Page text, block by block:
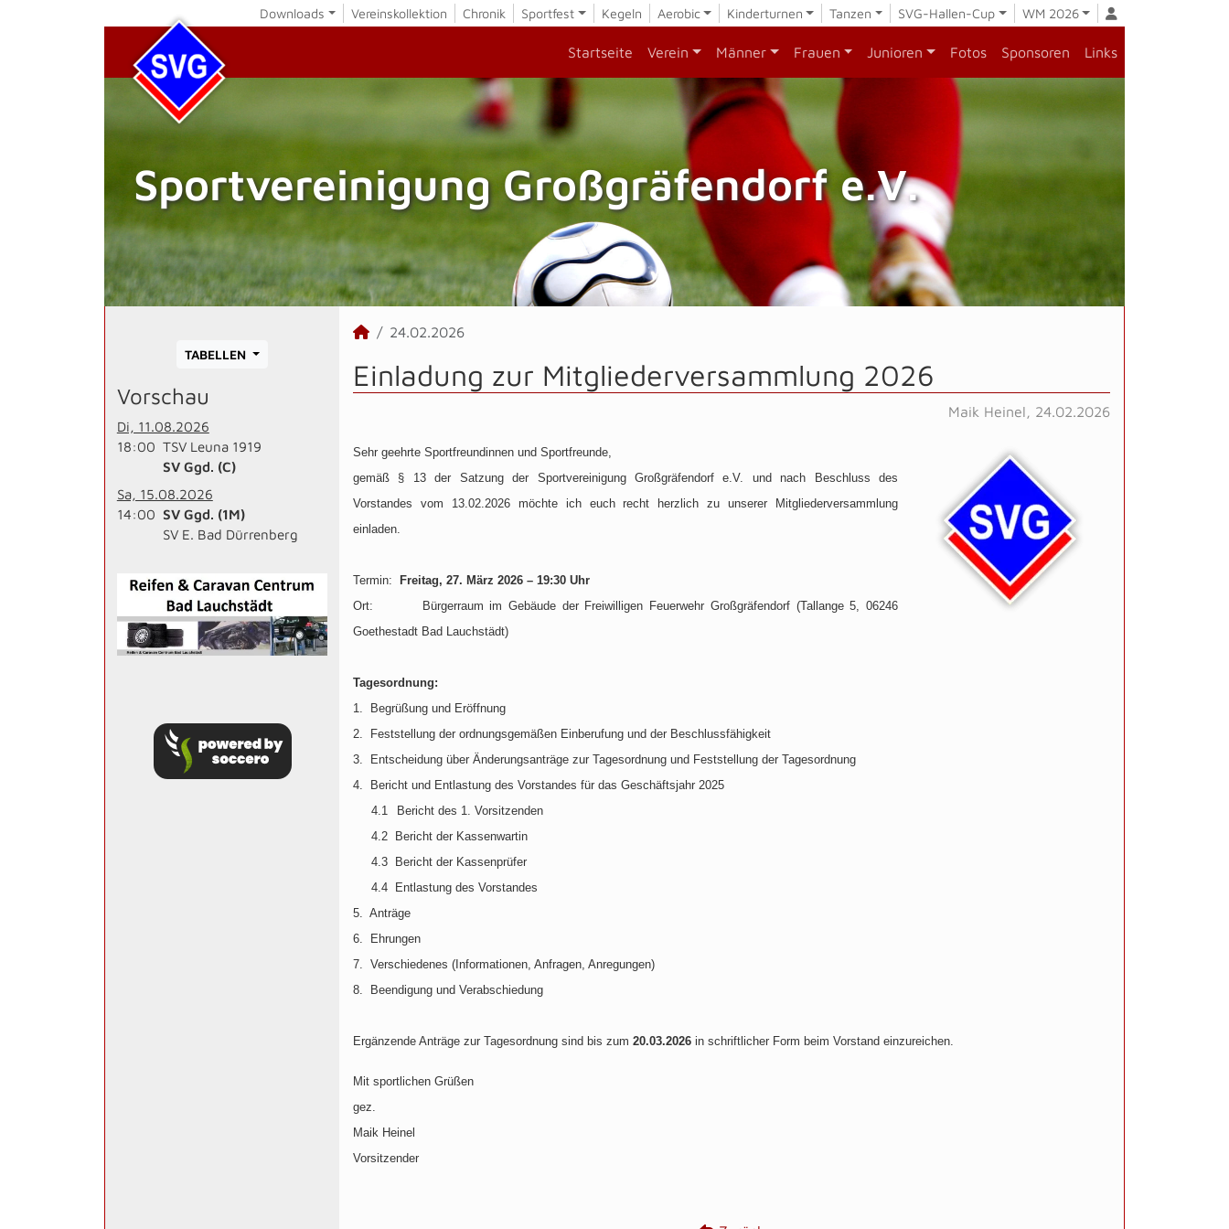
Downloads Vereinskollektion Chronik Sportfest Kegeln Aerobic Kinderturnen Tanzen SVG-Hallen-Cup WM 2026
Startseite Verein Männer Frauen Junioren Fotos Sponsoren Links
Sportvereinigung Großgräfendorf e.V.
TABELLEN
Vorschau
Di, 11.08.2026
18:00 TSV Leuna 1919
SV Ggd. (C)
Sa, 15.08.2026
14:00 SV Ggd. (1M)
SV E. Bad Dürrenberg
24.02.2026
Einladung zur Mitgliederversammlung 2026
Maik Heinel, 24.02.2026
Sehr geehrte Sportfreundinnen und Sportfreunde,
gemäß § 13 der Satzung der Sportvereinigung Großgräfendorf e.V. und nach Beschluss des
Vorstandes vom 13.02.2026 möchte ich euch recht herzlich zu unserer Mitgliederversammlung
einladen.
Termin:
Freitag, 27. März 2026 – 19:30 Uhr
Ort:
Bürgerraum im Gebäude der Freiwilligen Feuerwehr Großgräfendorf (Tallange 5, 06246
Goethestadt Bad Lauchstädt)
Tagesordnung:
1. Begrüßung und Eröffnung
2.
Feststellung der ordnungsgemäßen Einberufung und der Beschlussfähigkeit
3.
Entscheidung über Änderungsanträge zur Tagesordnung und Feststellung der Tagesordnung
4.
Bericht und Entlastung des Vorstandes für das Geschäftsjahr 2025
4.1
Bericht des 1. Vorsitzenden
4.2
Bericht der Kassenwartin
4.3
Bericht der Kassenprüfer
4.4
Entlastung des Vorstandes
5. Anträge
6.
Ehrungen
7. Verschiedenes (Informationen, Anfragen, Anregungen)
8.
Beendigung und Verabschiedung
Ergänzende Anträge zur Tagesordnung sind bis zum 20.03.2026 in schriftlicher Form beim Vorstand einzureichen.
Mit sportlichen Grüßen
gez.
Maik Heinel
Vorsitzender